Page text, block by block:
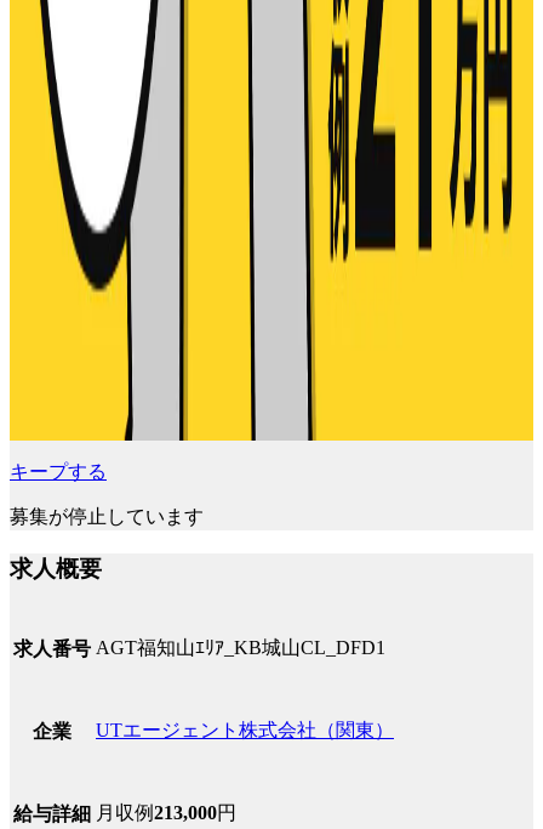
キープする
募集が停止しています
求人概要
求人番号 AGT福知山ｴﾘｱ_KB城山CL_DFD1
企業 UTエージェント株式会社（関東）
給与詳細 月収例213,000円